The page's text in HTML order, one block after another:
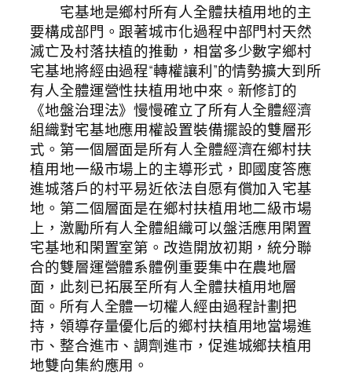
宅基地是鄉村所有人全體扶植用地的主
要構成部門。跟著城市化過程中部門村天然
滅亡及村落扶植的推動，相當多少數字鄉村
宅基地將經由過程“轉權讓利”的情勢擴大到所
有人全體運營性扶植用地中來。新修訂的
《地盤治理法》慢慢確立了所有人全體經濟
組織對宅基地應用權設置裝備擺設的雙層形
式。第一個層面是所有人全體經濟在鄉村扶
植用地一級市場上的主導形式，即國度答應
進城落戶的村平易近依法自愿有償加入宅基
地。第二個層面是在鄉村扶植用地二級市場
上，激勵所有人全體組織可以盤活應用閑置
宅基地和閑置室第。改造開放初期，統分聯
合的雙層運營體系體例重要集中在農地層
面，此刻已拓展至所有人全體扶植用地層
面。所有人全體一切權人經由過程計劃把
持，領導存量優化后的鄉村扶植用地當場進
市、整合進市、調劑進市，促進城鄉扶植用
地雙向集約應用。